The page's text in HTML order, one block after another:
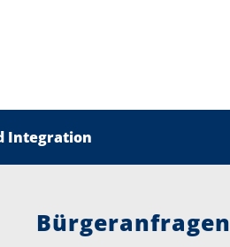
Integration
Bürgeranfragen